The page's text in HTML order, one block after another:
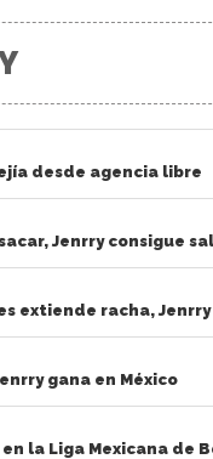
desde agencia libre
Jenrry consigue
extiende racha,
gana en México
la Liga Mexicana de